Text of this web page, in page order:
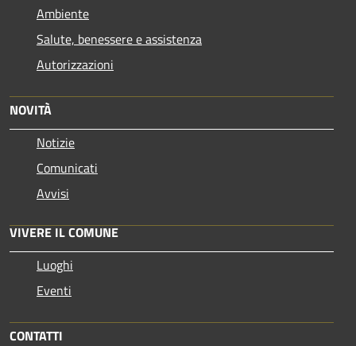
Ambiente
Salute, benessere e assistenza
Autorizzazioni
NOVITÀ
Notizie
Comunicati
Avvisi
VIVERE IL COMUNE
Luoghi
Eventi
CONTATTI